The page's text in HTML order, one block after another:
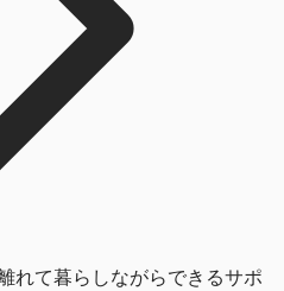
れて暮らしながらできるサポ